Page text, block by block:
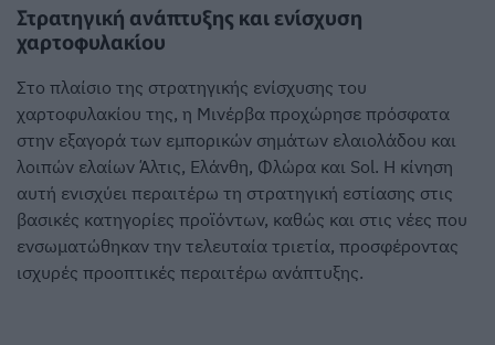
Στρατηγική ανάπτυξης και ενίσχυση
χαρτοφυλακίου
Στο πλαίσιο της στρατηγικής ενίσχυσης του
χαρτοφυλακίου της, η Μινέρβα προχώρησε πρόσφατα
στην εξαγορά των εμπορικών σημάτων ελαιολάδου και
λοιπών ελαίων Άλτις, Ελάνθη, Φλώρα και Sol. Η κίνηση
αυτή ενισχύει περαιτέρω τη στρατηγική εστίασης στις
βασικές κατηγορίες προϊόντων, καθώς και στις νέες που
ενσωματώθηκαν την τελευταία τριετία, προσφέροντας
ισχυρές προοπτικές περαιτέρω ανάπτυξης.